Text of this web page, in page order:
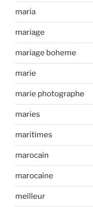
maria
mariage
mariage boheme
marie
marie photographe
maries
maritimes
marocain
marocaine
meilleur